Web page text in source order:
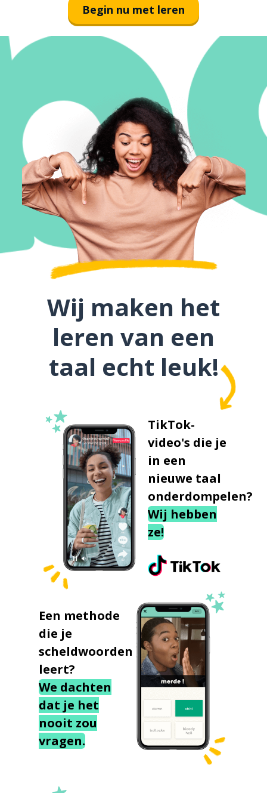
Begin nu met leren
Wij maken het
leren van een
taal echt leuk!
TikTok-
video's die je
in een
nieuwe taal
onderdompelen?
Wij hebben
ze!
Een methode
die je
scheldwoorden
leert?
We dachten
dat je het
nooit zou
vragen.